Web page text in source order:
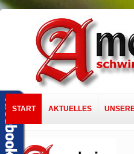
START AKTUELLES